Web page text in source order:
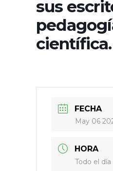
sus
científica.
FECHA
May 06
HORA
Todo el día